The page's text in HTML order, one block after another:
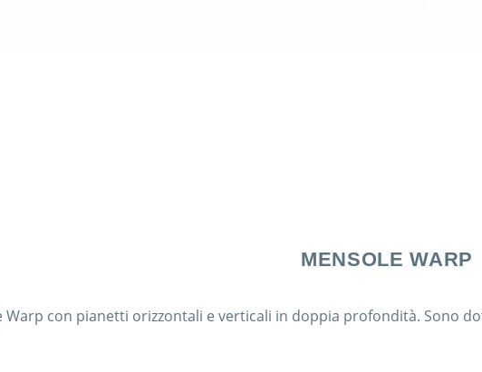
MENSOLE WARP
Warp con pianetti orizzontali e verticali in doppia profondità. Sono